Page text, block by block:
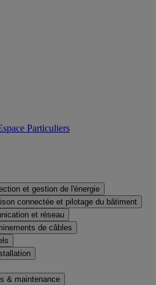
Particuliers
et gestion de l'énergie
connectée et pilotage du bâtiment
et réseau
de câbles
& maintenance